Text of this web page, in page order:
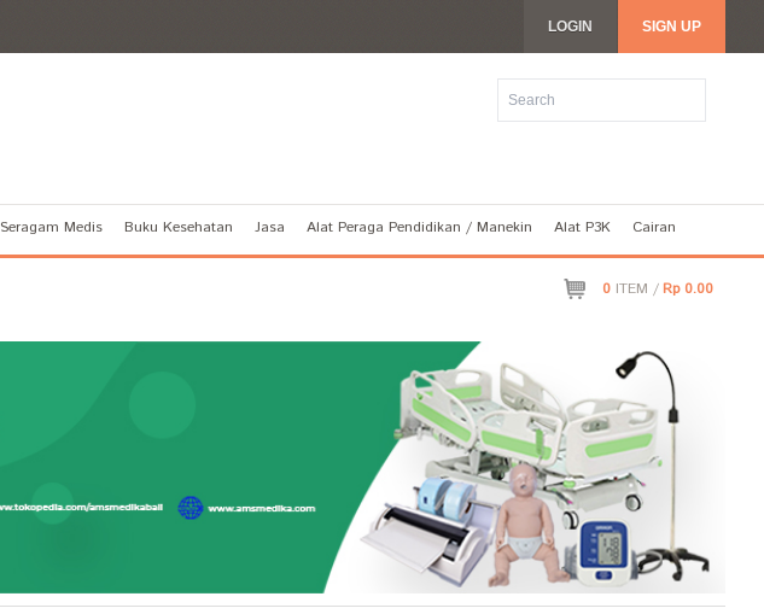
LOGIN SIGN UP
Seragam Medis Buku Kesehatan Jasa Alat Peraga Pendidikan / Manekin Alat P3K Cairan
0 ITEM /Rp 0.00